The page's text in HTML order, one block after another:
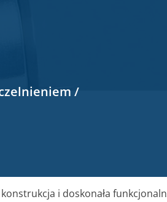
/
i doskonała